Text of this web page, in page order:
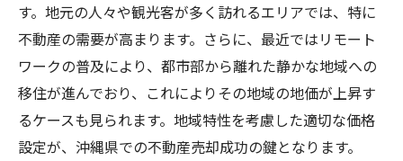
す。地元の人々や観光客が多く訪れるエリアでは、特に
不動産の需要が高まります。さらに、最近ではリモート
ワークの普及により、都市部から離れた静かな地域への
移住が進んでおり、これによりその地域の地価が上昇す
るケースも見られます。地域特性を考慮した適切な価格
設定が、沖縄県での不動産売却成功の鍵となります。